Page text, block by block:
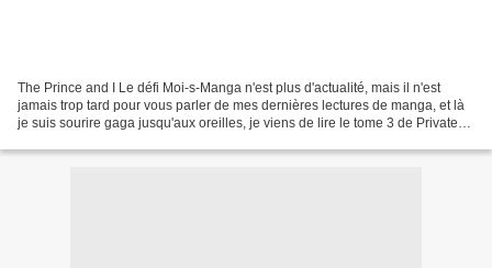
The Prince and I Le défi Moi-s-Manga n'est plus d'actualité, mais il n'est
jamais trop tard pour vous parler de mes dernières lectures de manga, et là
je suis sourire gaga jusqu'aux oreilles, je viens de lire le tome 3 de Private